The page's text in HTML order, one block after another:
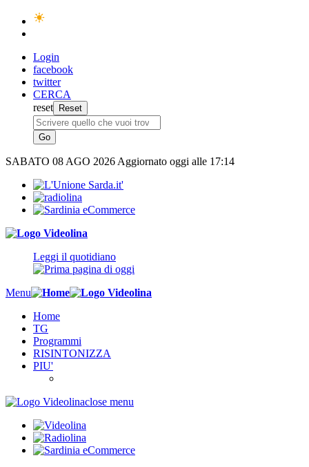
Login
facebook
twitter
CERCA
reset
SABATO 08 AGO 2026 Aggiornato oggi alle 17:14
Leggi il quotidiano
Menu
Home
TG
Programmi
RISINTONIZZA
PIU'
close menu